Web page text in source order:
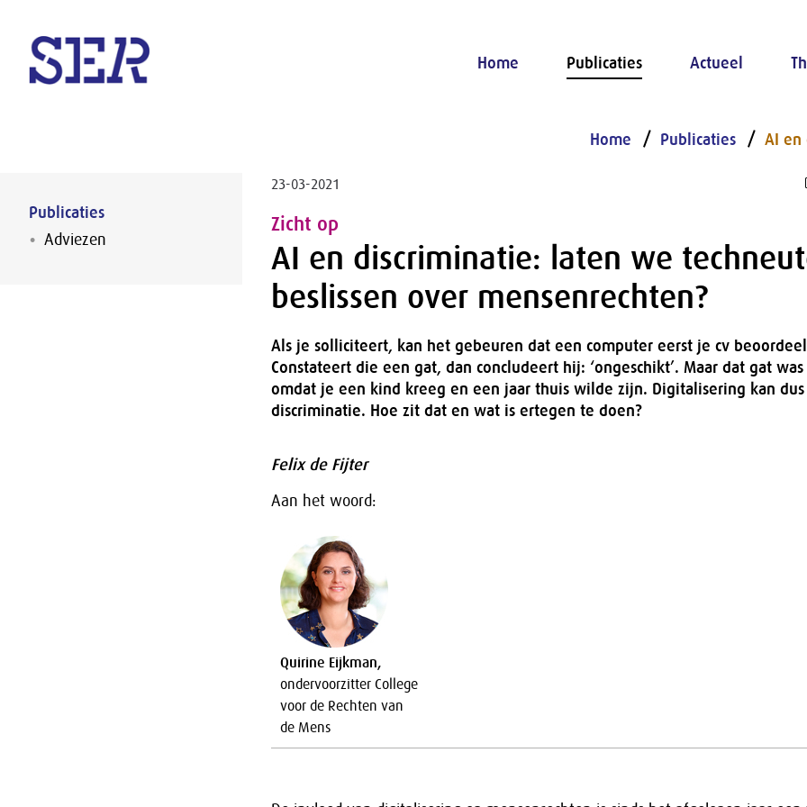
Home Publicaties Actueel
Publicaties
Adviezen
Home Publicaties AI en
23-03-2021
Zicht op
AI en discriminatie: laten we
beslissen over mensenrechten?
Als je solliciteert, kan het gebeuren dat een computer eerst je cv
Constateert die een gat, dan concludeert hij: ‘ongeschikt’. Maar dat gat
omdat je een kind kreeg en een jaar thuis wilde zijn. Digitalisering kan
discriminatie. Hoe zit dat en wat is ertegen te doen?
Felix de Fijter
Aan het woord:
Quirine Eijkman,
ondervoorzitter College
voor de Rechten van
de Mens